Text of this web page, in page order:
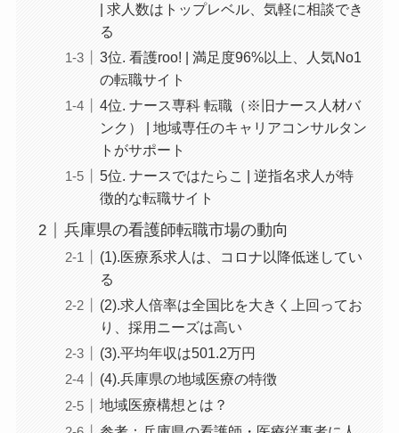
| 求人数はトップレベル、気軽に相談でき
る
3位. 看護roo! | 満足度96%以上、人気No1
の転職サイト
4位. ナース専科 転職（※旧ナース人材バ
ンク） | 地域専任のキャリアコンサルタン
トがサポート
5位. ナースではたらこ | 逆指名求人が特
徴的な転職サイト
兵庫県の看護師転職市場の動向
(1).医療系求人は、コロナ以降低迷してい
る
(2).求人倍率は全国比を大きく上回ってお
り、採用ニーズは高い
(3).平均年収は501.2万円
(4).兵庫県の地域医療の特徴
地域医療構想とは？